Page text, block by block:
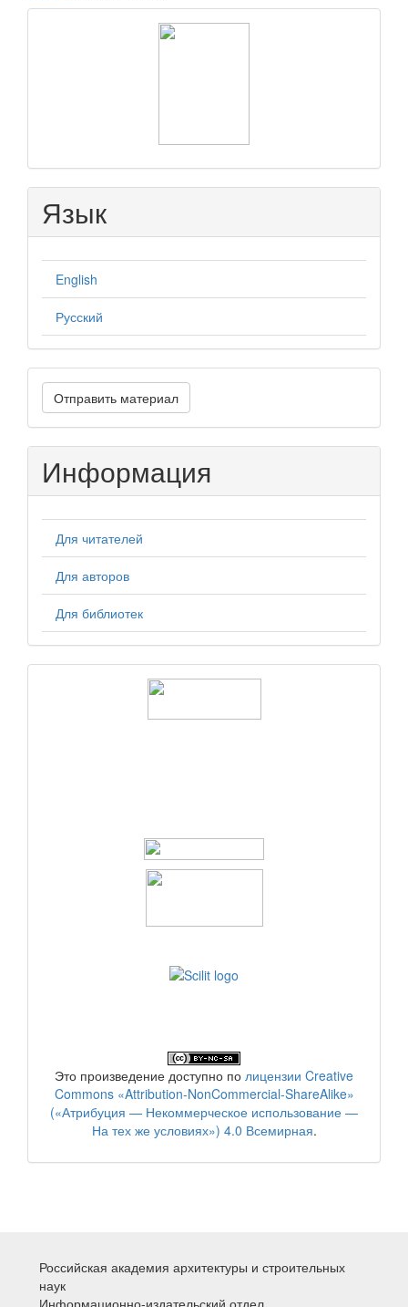
Язык
English
Русский
Отправить
материал
Отправить материал
Информация
Для читателей
Для авторов
Для библиотек
Это произведение доступно по лицензии Creative
Commons «Attribution-NonCommercial-ShareAlike»
(«Атрибуция — Некоммерческое использование —
На тех же условиях») 4.0 Всемирная.
Российская академия архитектуры и строительных
наук
Информационно-издательский отдел.